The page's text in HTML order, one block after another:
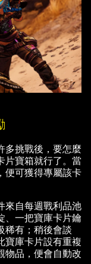
多挑戰後，要怎麼
片寶箱就行了。當
便可獲得專屬該卡
來自每週戰利品池
、一把寶庫卡片鑰
稀有；稍後會談
寶庫卡片設有重複
物品，便會自動改